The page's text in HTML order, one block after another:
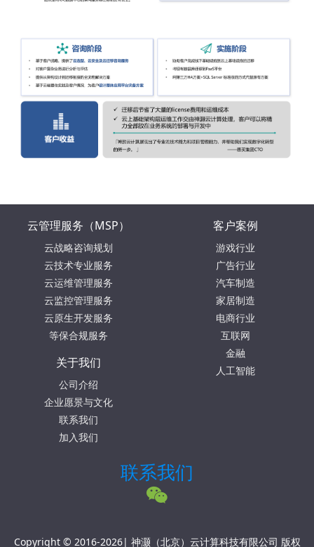
云管理服务（MSP）
云战略咨询规划
云技术专业服务
云运维管理服务
云监控管理服务
云原生开发服务
等保合规服务
客户案例
游戏行业
广告行业
汽车制造
家居制造
电商行业
互联网
金融
人工智能
关于我们
公司介绍
企业愿景与文化
联系我们
加入我们
联系我们
Copyright © 2016-2026| 神灏（北京）云计算科技有限公司 版权